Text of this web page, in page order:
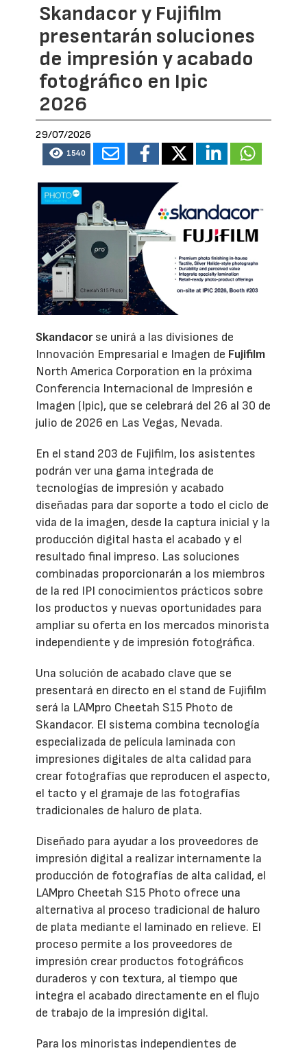
Skandacor y Fujifilm
presentarán soluciones
de impresión y acabado
fotográfico en Ipic
2026
29/07/2026
1540
Skandacorse unirá a las divisiones de
Innovación Empresarial e Imagen de Fujifilm
North America Corporation en la próxima
Conferencia Internacional de Impresión e
Imagen (Ipic), que se celebrará del 26 al 30 de
julio de 2026 en Las Vegas, Nevada.
En el stand 203 de Fujifilm, los asistentes
podrán ver una gama integrada de
tecnologías de impresión y acabado
diseñadas para dar soporte a todo el ciclo de
vida de la imagen, desde la captura inicial y la
producción digital hasta el acabado y el
resultado final impreso. Las soluciones
combinadas proporcionarán a los miembros
de la red IPI conocimientos prácticos sobre
los productos y nuevas oportunidades para
ampliar su oferta en los mercados minorista
independiente y de impresión fotográfica.
Una solución de acabado clave que se
presentará en directo en el stand de Fujifilm
será la LAMpro Cheetah S15 Photo de
Skandacor. El sistema combina tecnología
especializada de película laminada con
impresiones digitales de alta calidad para
crear fotografías que reproducen el aspecto,
el tacto y el gramaje de las fotografías
tradicionales de haluro de plata.
Diseñado para ayudar a los proveedores de
impresión digital a realizar internamente la
producción de fotografías de alta calidad, el
LAMpro Cheetah S15 Photo ofrece una
alternativa al proceso tradicional de haluro
de plata mediante el laminado en relieve. El
proceso permite a los proveedores de
impresión crear productos fotográficos
duraderos y con textura, al tiempo que
integra el acabado directamente en el flujo
de trabajo de la impresión digital.
Para los minoristas independientes de